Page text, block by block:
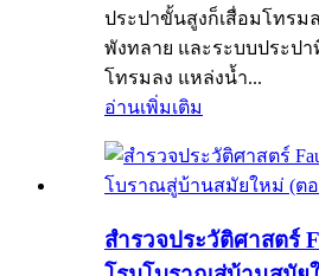
ประปาขั้นสูงก็เสื่อมโทรม
พังทลาย และระบบประปา
โทรมลง แหล่งน้ำ...
อ่านเพิ่มเติม
สำรวจประวัติศาสตร์